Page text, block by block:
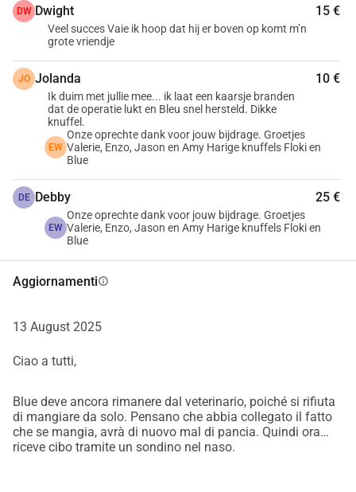
DW Dwight 15 €
Veel succes Vaie ik hoop dat hij er boven op komt m’n
grote vriendje
JO Jolanda 10 €
Ik duim met jullie mee... ik laat een kaarsje branden
dat de operatie lukt en Bleu snel hersteld. Dikke
knuffel.
EW
Onze oprechte dank voor jouw bijdrage. Groetjes
Valerie, Enzo, Jason en Amy Harige knuffels Floki en
Blue
DE Debby 25 €
EW
Onze oprechte dank voor jouw bijdrage. Groetjes
Valerie, Enzo, Jason en Amy Harige knuffels Floki en
Blue
Aggiornamentiinfo
13 August 2025
Ciao a tutti,
Blue deve ancora rimanere dal veterinario, poiché si rifiuta
di mangiare da solo. Pensano che abbia collegato il fatto
che se mangia, avrà di nuovo mal di pancia. Quindi ora
riceve cibo tramite un sondino nel naso.